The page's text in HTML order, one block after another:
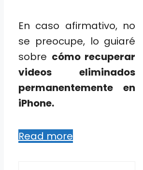
En caso afirmativo, no
se preocupe, lo guiaré
sobre cómo recuperar
videos eliminados
permanentemente en
iPhone.
Read more